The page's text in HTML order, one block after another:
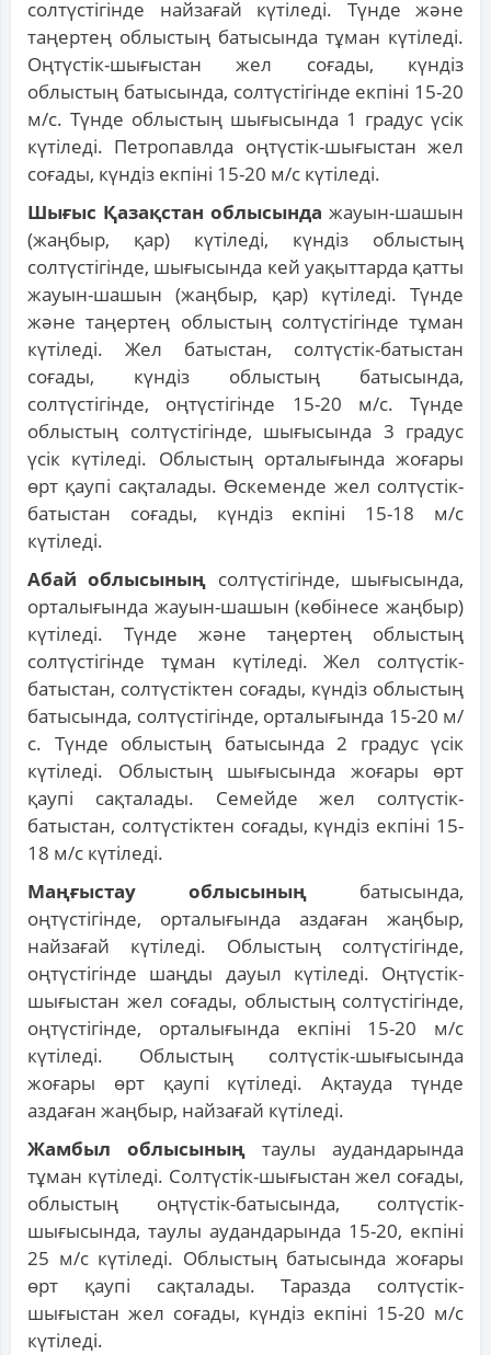
солтүстігінде найзағай күтіледі. Түнде және
таңертең облыстың батысында тұман күтіледі.
Оңтүстік-шығыстан жел соғады, күндіз
облыстың батысында, солтүстігінде екпіні 15-20
м/с. Түнде облыстың шығысында 1 градус үсік
күтіледі. Петропавлда оңтүстік-шығыстан жел
соғады, күндіз екпіні 15-20 м/с күтіледі.
Шығыс Қазақстан облысында жауын-шашын
(жаңбыр, қар) күтіледі, күндіз облыстың
солтүстігінде, шығысында кей уақыттарда қатты
жауын-шашын (жаңбыр, қар) күтіледі. Түнде
және таңертең облыстың солтүстігінде тұман
күтіледі. Жел батыстан, солтүстік-батыстан
соғады, күндіз облыстың батысында,
солтүстігінде, оңтүстігінде 15-20 м/с. Түнде
облыстың солтүстігінде, шығысында 3 градус
үсік күтіледі. Облыстың орталығында жоғары
өрт қаупі сақталады. Өскеменде жел солтүстік-
батыстан соғады, күндіз екпіні 15-18 м/с
күтіледі.
Абай облысының солтүстігінде, шығысында,
орталығында жауын-шашын (көбінесе жаңбыр)
күтіледі. Түнде және таңертең облыстың
солтүстігінде тұман күтіледі. Жел солтүстік-
батыстан, солтүстіктен соғады, күндіз облыстың
батысында, солтүстігінде, орталығында 15-20 м/
с. Түнде облыстың батысында 2 градус үсік
күтіледі. Облыстың шығысында жоғары өрт
қаупі сақталады. Семейде жел солтүстік-
батыстан, солтүстіктен соғады, күндіз екпіні 15-
18 м/с күтіледі.
Маңғыстау облысының батысында,
оңтүстігінде, орталығында аздаған жаңбыр,
найзағай күтіледі. Облыстың солтүстігінде,
оңтүстігінде шаңды дауыл күтіледі. Оңтүстік-
шығыстан жел соғады, облыстың солтүстігінде,
оңтүстігінде, орталығында екпіні 15-20 м/с
күтіледі. Облыстың солтүстік-шығысында
жоғары өрт қаупі күтіледі. Ақтауда түнде
аздаған жаңбыр, найзағай күтіледі.
Жамбыл облысының таулы аудандарында
тұман күтіледі. Солтүстік-шығыстан жел соғады,
облыстың оңтүстік-батысында, солтүстік-
шығысында, таулы аудандарында 15-20, екпіні
25 м/с күтіледі. Облыстың батысында жоғары
өрт қаупі сақталады. Таразда солтүстік-
шығыстан жел соғады, күндіз екпіні 15-20 м/с
күтіледі.